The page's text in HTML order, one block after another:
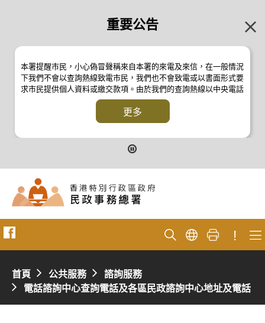
重要公告
本署提醒市民，小心偽冒聲稱來自本署的來電及來信，在一般情況
下我們不會以查詢熱線致電市民，我們也不會致電或以書面形式要
求市民提供個人資料或繳交款項。由於我們的查詢熱線以中央電話
系統操作，本署的來電不會顯示電話號碼 2835 2500 。如有疑
問，應與本署職員核實或向警方反詐騙協調中心
詢熱線 18222 查詢。詳情請瀏覽以下新聞公報：
二零一九年七月二〸六日的新聞公報
二零一七年四月二〸八日的新聞公報
二零一七年四月五日的新聞公報
更多
!
首頁 公共服務
諮詢服務
電話諮詢中心查詢電話及各區民政諮詢中心地址及電話